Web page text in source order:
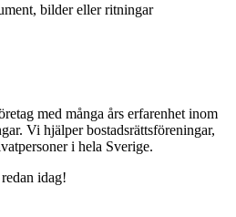
bilder eller ritningar
med många års erfarenhet inom
Vi hjälper bostadsrättsföreningar,
i hela Sverige.
idag!